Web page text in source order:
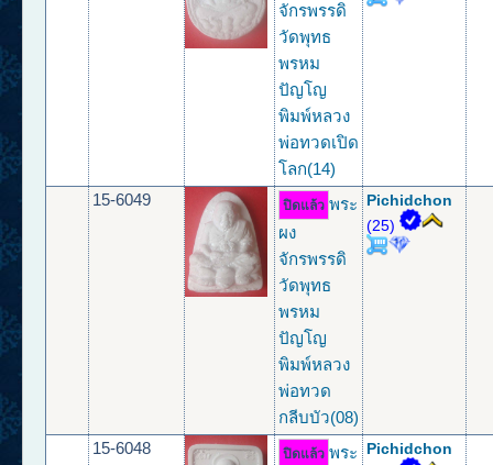
จักรพรรดิ
วัดพุทธ
พรหม
ปัญโญ
พิมพ์หลวง
พ่อทวดเปิด
โลก(14)
15-6049 ปิดแล้ว พระ
ผง
จักรพรรดิ
วัดพุทธ
พรหม
ปัญโญ
พิมพ์หลวง
พ่อทวด
กลีบบัว(08)
Pichidchon
(25)
15-6048 ปิดแล้ว พระ
Pichidchon